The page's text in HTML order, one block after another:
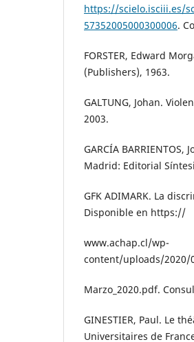
https://scielo.isciii.es/
57352005000300006.
FORSTER, Edward
(Publishers), 1963.
GALTUNG, Johan.
2003.
GARCÍA
Madrid: Editorial
GFK ADIMARK. La
Disponible en https://
www.achap.cl/wp-
content/uploads/2020/
Marzo_2020.pdf.
GINESTIER, Paul. Le
Universitaires de